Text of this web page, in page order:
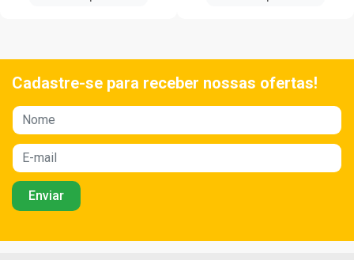
Cadastre-se para receber nossas ofertas!